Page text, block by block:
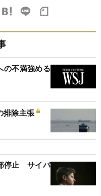
の不満強める
排除主張
停止 サイバ